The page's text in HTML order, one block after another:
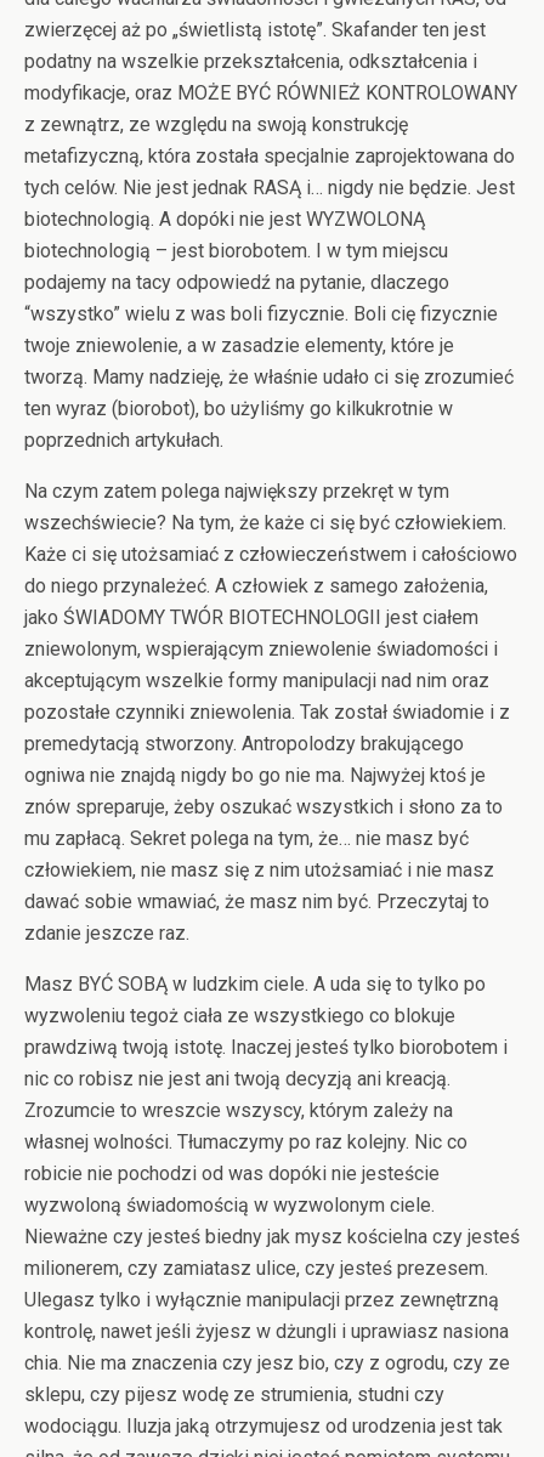
zwierzęcej aż po „świetlistą istotę”. Skafander ten jest
podatny na wszelkie przekształcenia, odkształcenia i
modyfikacje, oraz MOŻE BYĆ RÓWNIEŻ KONTROLOWANY
z zewnątrz, ze względu na swoją konstrukcję
metafizyczną, która została specjalnie zaprojektowana do
tych celów. Nie jest jednak RASĄ i… nigdy nie będzie. Jest
biotechnologią. A dopóki nie jest WYZWOLONĄ
biotechnologią – jest biorobotem. I w tym miejscu
podajemy na tacy odpowiedź na pytanie, dlaczego
“wszystko” wielu z was boli fizycznie. Boli cię fizycznie
twoje zniewolenie, a w zasadzie elementy, które je
tworzą. Mamy nadzieję, że właśnie udało ci się zrozumieć
ten wyraz (biorobot), bo użyliśmy go kilkukrotnie w
poprzednich artykułach.
Na czym zatem polega największy przekręt w tym
wszechświecie? Na tym, że każe ci się być człowiekiem.
Każe ci się utożsamiać z człowieczeństwem i całościowo
do niego przynależeć. A człowiek z samego założenia,
jako ŚWIADOMY TWÓR BIOTECHNOLOGII jest ciałem
zniewolonym, wspierającym zniewolenie świadomości i
akceptującym wszelkie formy manipulacji nad nim oraz
pozostałe czynniki zniewolenia. Tak został świadomie i z
premedytacją stworzony. Antropolodzy brakującego
ogniwa nie znajdą nigdy bo go nie ma. Najwyżej ktoś je
znów spreparuje, żeby oszukać wszystkich i słono za to
mu zapłacą. Sekret polega na tym, że… nie masz być
człowiekiem, nie masz się z nim utożsamiać i nie masz
dawać sobie wmawiać, że masz nim być. Przeczytaj to
zdanie jeszcze raz.
Masz BYĆ SOBĄ w ludzkim ciele. A uda się to tylko po
wyzwoleniu tegoż ciała ze wszystkiego co blokuje
prawdziwą twoją istotę. Inaczej jesteś tylko biorobotem i
nic co robisz nie jest ani twoją decyzją ani kreacją.
Zrozumcie to wreszcie wszyscy, którym zależy na
własnej wolności. Tłumaczymy po raz kolejny. Nic co
robicie nie pochodzi od was dopóki nie jesteście
wyzwoloną świadomością w wyzwolonym ciele.
Nieważne czy jesteś biedny jak mysz kościelna czy jesteś
milionerem, czy zamiatasz ulice, czy jesteś prezesem.
Ulegasz tylko i wyłącznie manipulacji przez zewnętrzną
kontrolę, nawet jeśli żyjesz w dżungli i uprawiasz nasiona
chia. Nie ma znaczenia czy jesz bio, czy z ogrodu, czy ze
sklepu, czy pijesz wodę ze strumienia, studni czy
wodociągu. Iluzja jaką otrzymujesz od urodzenia jest tak